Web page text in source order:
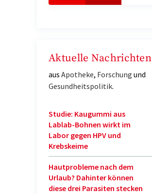
Aktuelle Nachrichten
aus Apotheke, Forschung und
Gesundheitspolitik.
Studie: Kaugummi aus
Lablab-Bohnen wirkt im
Labor gegen HPV und
Krebskeime
Hautprobleme nach dem
Urlaub? Dahinter können
diese drei Parasiten stecken